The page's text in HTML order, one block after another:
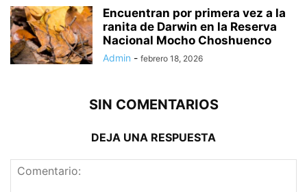
Encuentran por primera vez a la
ranita de Darwin en la Reserva
Nacional Mocho Choshuenco
Admin - febrero 18, 2026
SIN COMENTARIOS
DEJA UNA RESPUESTA